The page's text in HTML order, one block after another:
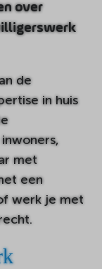
over
de
in huis
met
een
werk je met